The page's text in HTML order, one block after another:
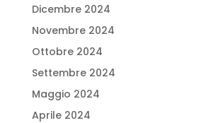
Dicembre 2024
Novembre 2024
Ottobre 2024
Settembre 2024
Maggio 2024
Aprile 2024